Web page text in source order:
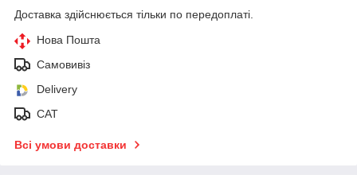
Доставка здійснюється тільки по передоплаті.
Нова Пошта
Самовивіз
Delivery
САТ
Всі умови доставки